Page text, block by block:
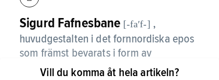
Sigurd Fafnesbane [-faʹf-] ,
huvudgestalten i det fornnordiska epos
som främst bevarats i form av
Völsungasaganoch delar av
Vill du komma åt hela artikeln?